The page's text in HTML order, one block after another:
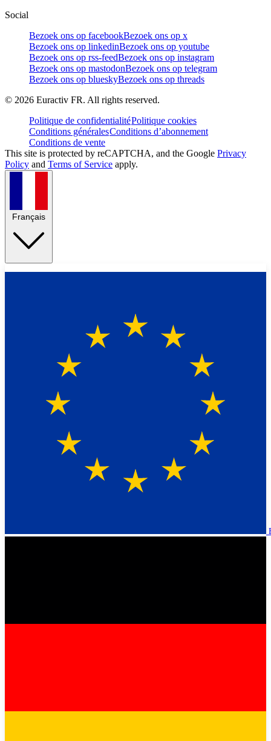
Social
Bezoek ons op facebookBezoek ons op x
Bezoek ons op linkedinBezoek ons op youtube
Bezoek ons op rss-feedBezoek ons op instagram
Bezoek ons op mastodonBezoek ons op telegram
Bezoek ons op blueskyBezoek ons op threads
© 2026 Euractiv FR. All rights reserved.
Politique de confidentialitéPolitique cookies
Conditions généralesConditions d’abonnement
Conditions de vente
This site is protected by reCAPTCHA, and the Google Privacy
Policy and Terms of Service apply.
Français